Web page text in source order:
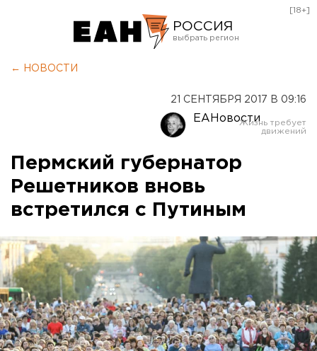
РОССИЯ
Оренбург
[18+]
← НОВОСТИ
21 СЕНТЯБРЯ 2017 В 09:16
ЕАНовости
Пермский губернатор
Решетников вновь
встретился с Путиным